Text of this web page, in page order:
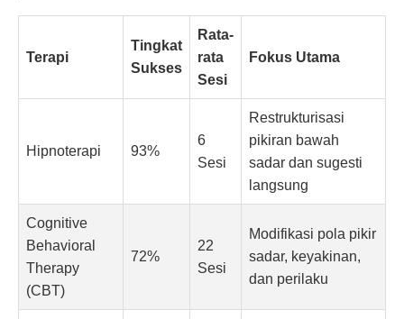
Terapi
Tingkat
Sukses
Rata-
rata
Sesi
Fokus Utama
Hipnoterapi 93%
6
Sesi
Restrukturisasi
pikiran bawah
sadar dan sugesti
langsung
Cognitive
Behavioral
Therapy
(CBT)
72%
22
Sesi
Modifikasi pola pikir
sadar, keyakinan,
dan perilaku